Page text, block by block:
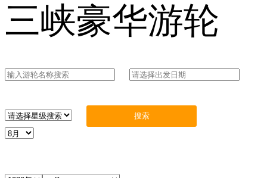
三峡豪华游轮